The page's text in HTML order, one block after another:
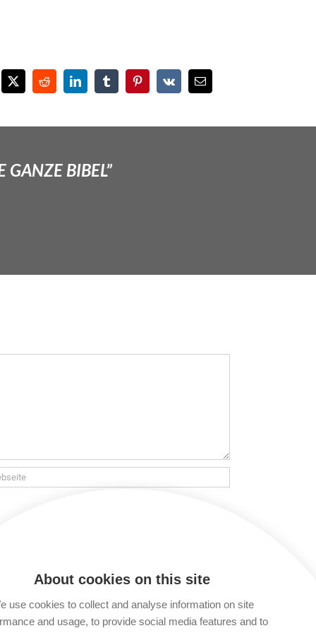
GANZE BIBEL”
und gespeichert werden. Lies
keinen Kommentar verfassen. Du kannst
About cookies on this site
use cookies to collect and analyse information on site
and usage, to provide social media features and to